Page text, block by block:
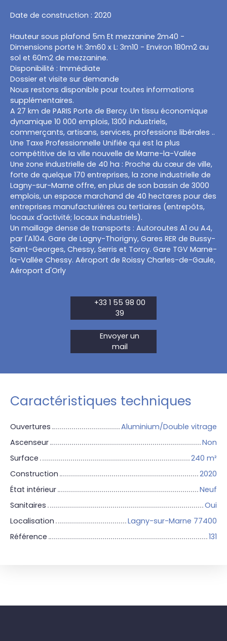
Date de construction : 2020
Hauteur sous plafond 5m Et mezzanine 2m40 -
Dimensions porte H: 3m60 x L: 3m10 - Environ 180m2 au
sol et 60m2 de mezzanine.
Disponibilité : Immédiate
Dossier et visite sur demande
Nous restons disponible pour toutes informations
supplémentaires.
A 27 km de PARIS Porte de Bercy. Un tissu économique
dynamique 10 000 emplois, 1300 industriels,
commerçants, artisans, services, professions libérales ..
Une Taxe Professionnelle Unifiée qui est la plus
compétitive de la ville nouvelle de Marne-la-Vallée
Une zone industrielle de 40 ha : Proche du cœur de ville,
forte de quelque 170 entreprises, la zone industrielle de
Lagny-sur-Marne offre, en plus de son bassin de 3000
emplois, un espace marchand de 40 hectares pour des
entreprises manufacturières ou tertiaires (entrepôts,
locaux d'activité; locaux industriels).
Un maillage dense de transports : Autoroutes A1 ou A4,
par l'A104. Gare de Lagny-Thorigny, Gares RER de Bussy-
Saint-Georges, Chessy, Serris et Torcy. Gare TGV Marne-
la-Vallée Chessy. Aéroport de Roissy Charles-de-Gaule,
Aéroport d'Orly
+33 1 55 98 00
39
Envoyer un
mail
Caractéristiques techniques
Ouvertures
Aluminium/Double vitrage
Ascenseur
Non
Surface
240 m²
Construction
2020
État intérieur
Neuf
Sanitaires
Oui
Localisation
Lagny-sur-Marne 77400
Référence
131